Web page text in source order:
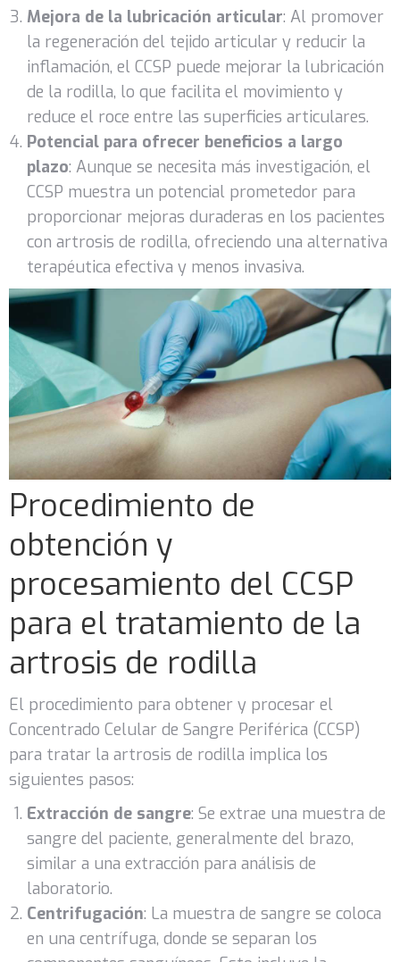
Mejora de la lubricación articular: Al promover
la regeneración del tejido articular y reducir la
inflamación, el CCSP puede mejorar la lubricación
de la rodilla, lo que facilita el movimiento y
reduce el roce entre las superficies articulares.
Potencial para ofrecer beneficios a largo
plazo: Aunque se necesita más investigación, el
CCSP muestra un potencial prometedor para
proporcionar mejoras duraderas en los pacientes
con artrosis de rodilla, ofreciendo una alternativa
terapéutica efectiva y menos invasiva.
Procedimiento de
obtención y
procesamiento del CCSP
para el tratamiento de la
artrosis de rodilla
El procedimiento para obtener y procesar el
Concentrado Celular de Sangre Periférica (CCSP)
para tratar la artrosis de rodilla implica los
siguientes pasos:
Extracción de sangre: Se extrae una muestra de
sangre del paciente, generalmente del brazo,
similar a una extracción para análisis de
laboratorio.
Centrifugación: La muestra de sangre se coloca
en una centrífuga, donde se separan los